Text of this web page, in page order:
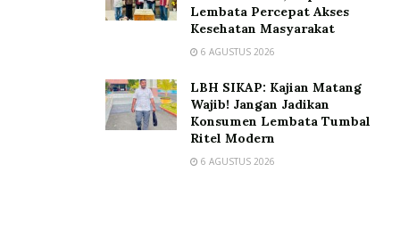
Lembata Percepat Akses
Kesehatan Masyarakat
6 AGUSTUS 2026
LBH SIKAP: Kajian Matang
Wajib! Jangan Jadikan
Konsumen Lembata Tumbal
Ritel Modern
6 AGUSTUS 2026